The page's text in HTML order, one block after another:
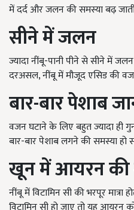
में दर्द और जलन की समस्या बढ़
सीने में जलन
ज्यादा नींबू-पानी पीने से सीने में
दरअसल, नींबू में मौजूद एसिड की
बार-बार पेशाब
वजन घटाने के लिए बहुत ज्यादा ही
बार-बार पेशाब लगने की समस्या हो
खून में आयरन की
नींबू में विटामिन सी की भरपूर